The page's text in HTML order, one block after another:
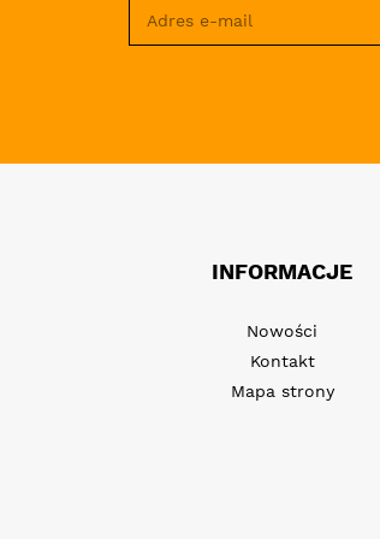
INFORMACJE
Nowości
Kontakt
Mapa strony